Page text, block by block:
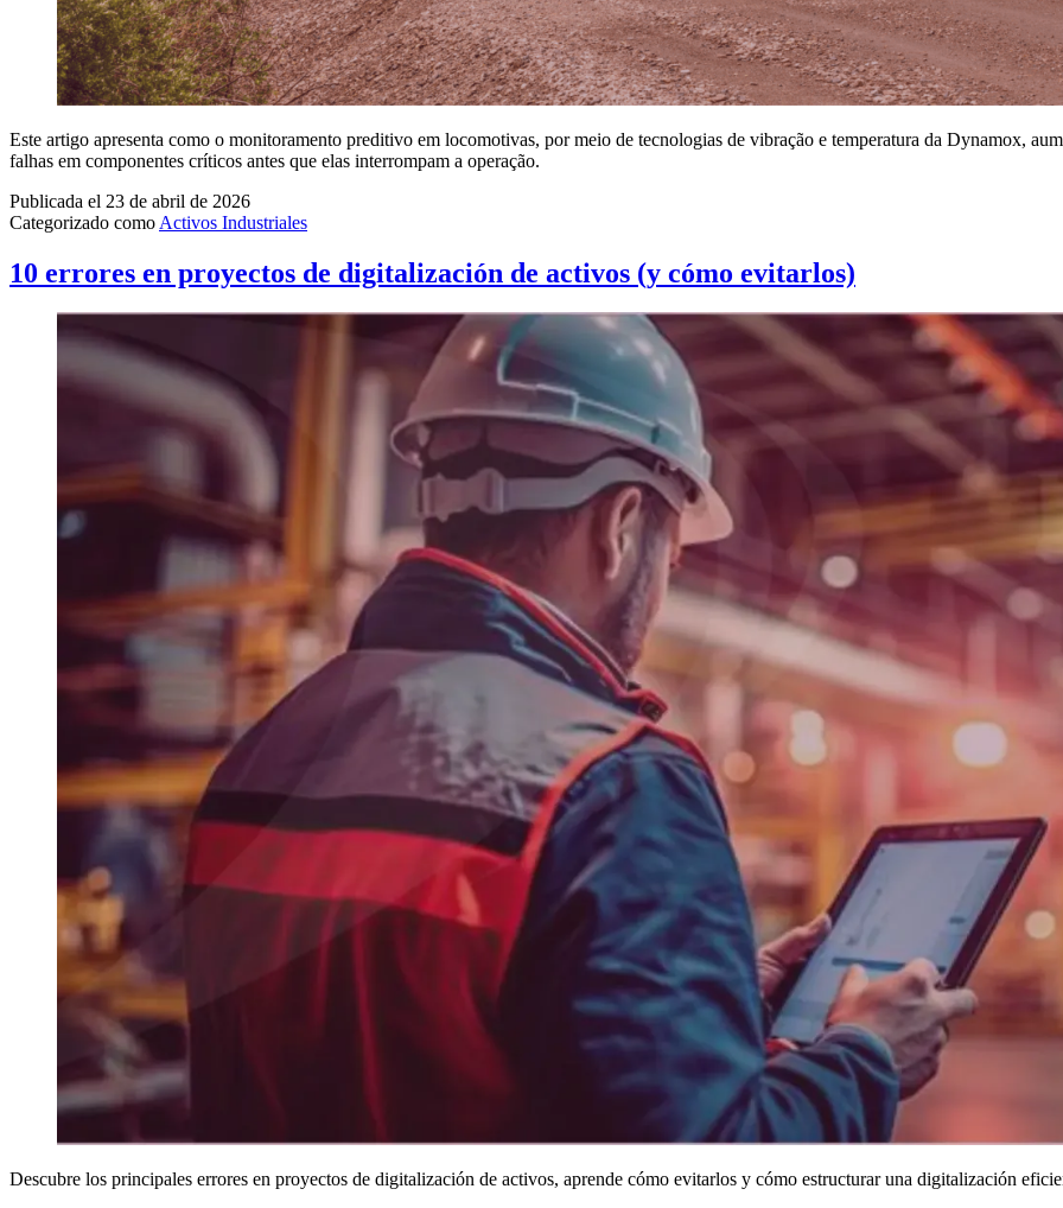
Este artigo apresenta como o monitoramento preditivo em locomotivas, por meio de tecnologias de vibração e temperatura da Dynamox,
falhas em componentes críticos antes que elas interrompam a operação.
Publicada el 23 de abril de 2026
Categorizado como Activos Industriales
10 errores en proyectos de digitalización de activos (y cómo evitarlos)
Descubre los principales errores en proyectos de digitalización de activos, aprende cómo evitarlos y cómo estructurar una digitalización